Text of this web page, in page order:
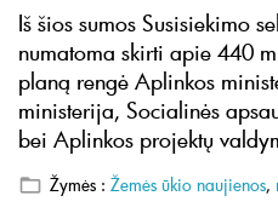
Iš šios sumos Susisiekimo
numatoma skirti apie 440
planą rengė Aplinkos
ministerija, Socialinės
bei Aplinkos projektų
Žymės : Žemės ūkio naujienos,